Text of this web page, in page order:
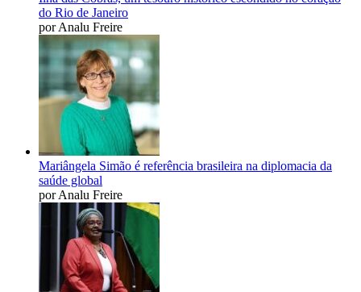
do Rio de Janeiro
por Analu Freire
Mariângela Simão é referência brasileira na diplomacia da
saúde global
por Analu Freire